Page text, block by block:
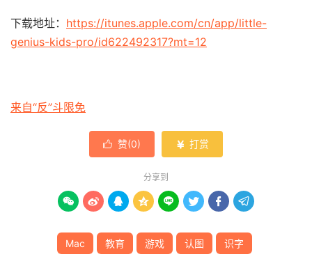
下载地址： https://itunes.apple.com/cn/app/little-
genius-kids-pro/id622492317?mt=12
来自“反”斗限免
 赞(0)  打赏
分享到
       
Mac 教育 游戏 认图 识字